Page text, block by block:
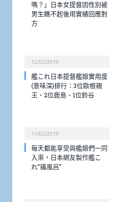
嗎？」日本女提督因性別被
男生瞧不起後用實績回應對
方
12/02/2019
艦これ日本提督艦娘實用度
(意味深)排行：3位歐根親
王、2位鹿島、1位鈴谷
11/02/2019
每天都能享受與艦娘們一同
入渠，日本網友製作艦こ
れ”痛風呂”